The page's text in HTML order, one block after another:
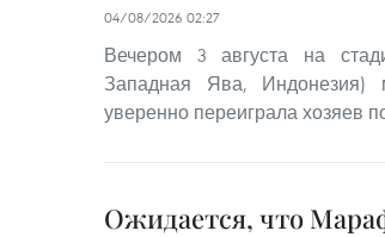
04/08/2026 02:27
Вечером 3 августа на
Западная Ява, Индонезия)
уверенно переиграла хозяев
Ожидается, что